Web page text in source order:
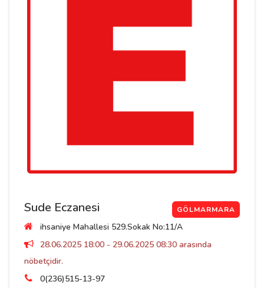
Sude Eczanesi GÖLMARMARA
ihsaniye Mahallesi 529.Sokak No:11/A
28.06.2025 18:00 - 29.06.2025 08:30 arasında
nöbetçidir.
0(236)515-13-97